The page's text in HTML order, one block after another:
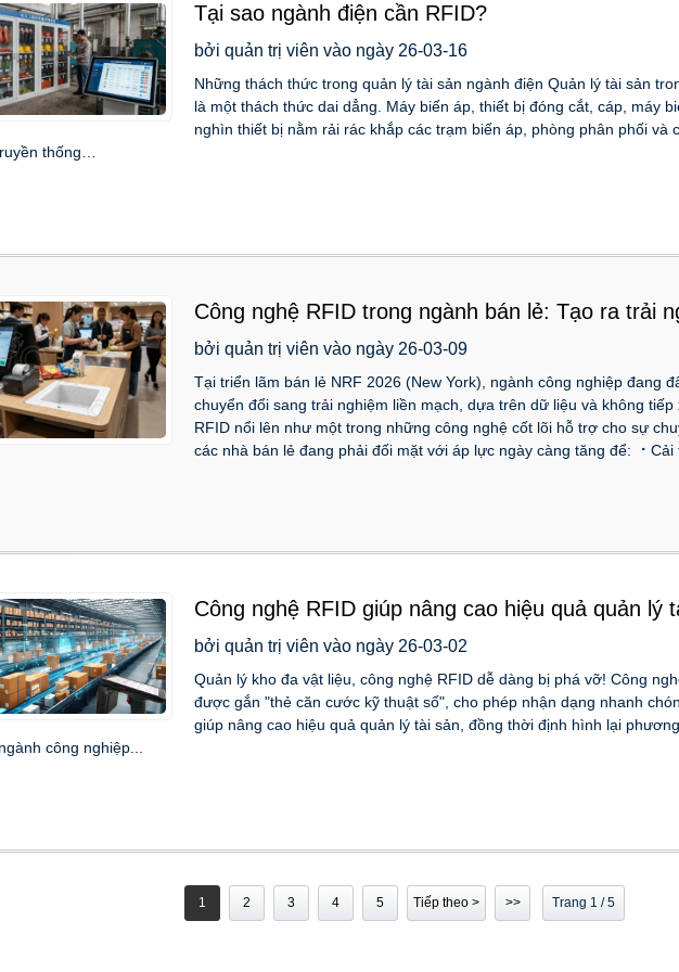
Tại sao ngành điện cần RFID?
bởi quản trị viên vào ngày 26-03-16
Những thách thức trong quản lý tài sản ngành điện Quản lý tài sản
là một thách thức dai dẳng. Máy biến áp, thiết bị đóng cắt, cáp, máy
nghìn thiết bị nằm rải rác khắp các trạm biến áp, phòng phân phối và
thống…
Công nghệ RFID trong ngành bán lẻ: Tạo ra trải
liền mạch và thông minh tại cửa hàng.
bởi quản trị viên vào ngày 26-03-09
Tại triển lãm bán lẻ NRF 2026 (New York), ngành công nghiệp đang
chuyển đổi sang trải nghiệm liền mạch, dựa trên dữ liệu và không
RFID nổi lên như một trong những công nghệ cốt lõi hỗ trợ cho sự
các nhà bán lẻ đang phải đối mặt với áp lực ngày càng tăng để: ⠐ Cải
Công nghệ RFID giúp nâng cao hiệu quả quản lý
vi đọc 15 mét.
bởi quản trị viên vào ngày 26-03-02
Quản lý kho đa vật liệu, công nghệ RFID dễ dàng bị phá vỡ! Công
được gắn "thẻ căn cước kỹ thuật số", cho phép nhận dạng nhanh
giúp nâng cao hiệu quả quản lý tài sản, đồng thời định hình lại
công nghiệp...
1 2 3 4 5 Tiếp theo > >> Trang 1 / 5